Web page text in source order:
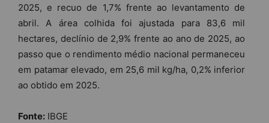
2025, e recuo de 1,7% frente ao levantamento de
abril. A área colhida foi ajustada para 83,6 mil
hectares, declínio de 2,9% frente ao ano de 2025, ao
passo que o rendimento médio nacional permaneceu
em patamar elevado, em 25,6 mil kg/ha, 0,2% inferior
ao obtido em 2025.
Fonte: IBGE